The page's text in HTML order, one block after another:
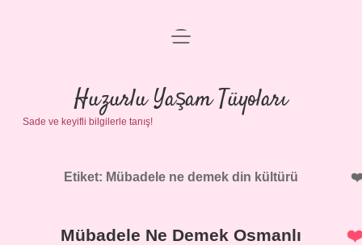
Anasayfa
Gizlilik Politikası
Yasal Uyarı
menüyü
Huzurlu Yaşam Tüyoları
Sade ve keyifli bilgilerle tanış!
Etiket: Mübadele ne demek din kültürü
Mübadele Ne Demek Osmanlı